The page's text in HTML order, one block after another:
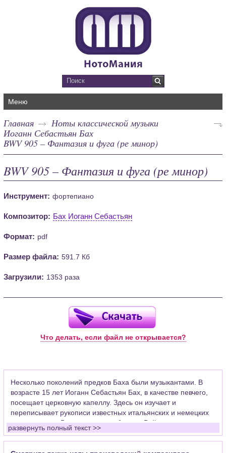
Меню
Главная
Ноты классической музыки
Иоганн Себастьян Бах
BWV 905 – Фантазия и фуга (ре минор)
BWV 905 – Фантазия и фуга (ре минор)
Инструмент: фортепиано
Композитор: Бах Иоганн Себастьян
Формат: pdf
Размер файла: 591.7 Кб
Загрузили: 1353 раза
Что делать, если файл не открывается?
Несколько поколений предков Баха были музыкантами. В
возрасте 15 лет Иоганн Себастьян Бах, в качестве певчего,
посещает церковную капеллу. Здесь он изучает и
переписывает рукописи известных итальянских и немецких
композиторов. Впоследствии работал в Веймаре скрипачом
придворного оркестра, церковным органистом в Арнштаде,
где уделял много времени развитию органной
развернуть полный текст >>